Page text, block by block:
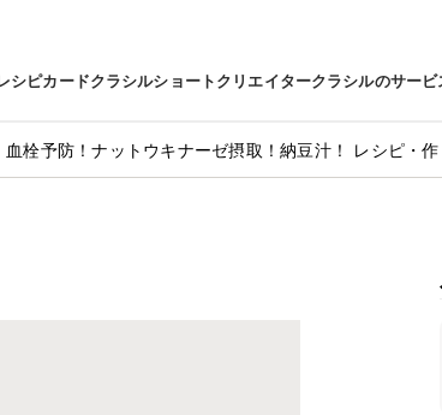
シピカードクラシルショートクリエイタークラシルのサービ
血栓予防！ナットウキナーゼ摂取！納豆汁！ レシピ・